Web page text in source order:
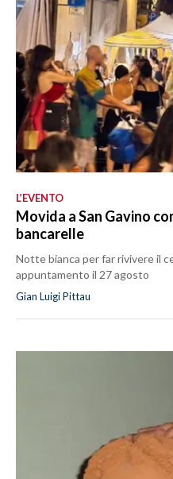
L’EVENTO
Movida a San Gavino
bancarelle
Notte bianca per far rivivere il
appuntamento il 27 agosto
Gian Luigi Pittau